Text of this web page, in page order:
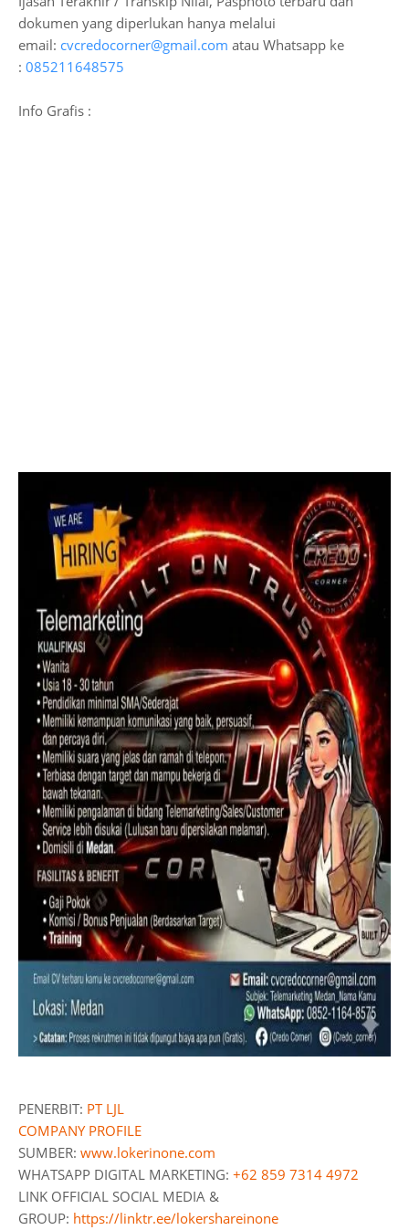
dokumen yang diperlukan hanya melalui
email: cvcredocorner@gmail.com atau Whatsapp ke
: 085211648575
Info Grafis :
PENERBIT: PT LJL
COMPANY PROFILE
SUMBER: www.lokerinone.com
WHATSAPP DIGITAL MARKETING: +62 859 7314 4972
LINK OFFICIAL SOCIAL MEDIA &
GROUP: https://linktr.ee/lokershareinone